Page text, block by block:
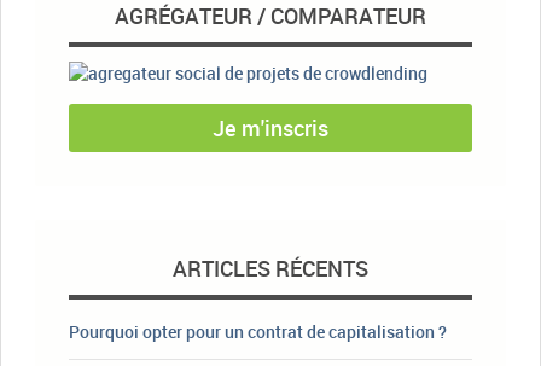
AGRÉGATEUR / COMPARATEUR
Je m'inscris
ARTICLES RÉCENTS
Pourquoi opter pour un contrat de capitalisation ?